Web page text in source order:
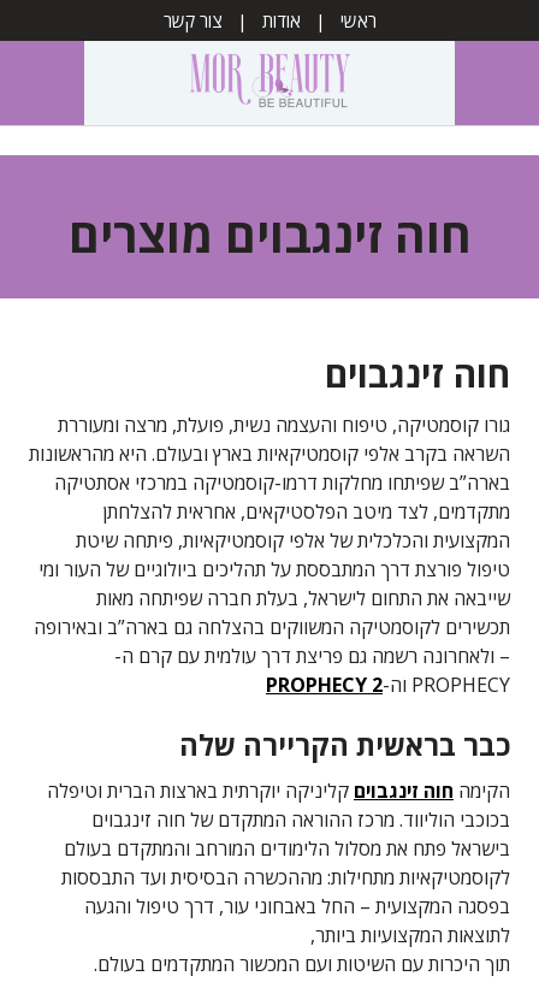
ראשי אודות צור קשר
חוה זינגבוים מוצרים
חוה זינגבוים
גורו קוסמטיקה, טיפוח והעצמה נשית, פועלת, מרצה ומעוררת
השראה בקרב אלפי קוסמטיקאיות בארץ ובעולם. היא מהראשונות
בארה”ב שפיתחו מחלקות דרמו-קוסמטיקה במרכזי אסתטיקה
מתקדמים, לצד מיטב הפלסטיקאים, אחראית להצלחתן
המקצועית והכלכלית של אלפי קוסמטיקאיות, פיתחה שיטת
טיפול פורצת דרך המתבססת על תהליכים ביולוגיים של העור ומי
שייבאה את התחום לישראל, בעלת חברה שפיתחה מאות
תכשירים לקוסמטיקה המשווקים בהצלחה גם בארה”ב ובאירופה
– ולאחרונה רשמה גם פריצת דרך עולמית עם קרם ה-
PROPHECY וה-
2 PROPHECY
כבר בראשית הקריירה שלה
הקימה חוה זינגבוים קליניקה יוקרתית בארצות הברית וטיפלה
בכוכבי הוליווד. מרכז ההוראה המתקדם של חוה זינגבוים
בישראל פתח את מסלול הלימודים המורחב והמתקדם בעולם
לקוסמטיקאיות מתחילות: מההכשרה הבסיסית ועד התבססות
בפסגה המקצועית – החל באבחוני עור, דרך טיפול והגעה
לתוצאות המקצועיות ביותר,
תוך היכרות עם השיטות ועם המכשור המתקדמים בעולם.